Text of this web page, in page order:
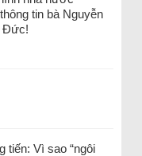
tin bà Nguyễn
Đức!
tiến: Vì sao “ngôi